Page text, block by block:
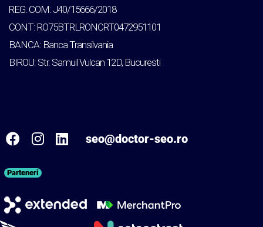
REG. COM: J40/15666/2018
CONT: RO75BTRLRONCRT0472951101
BANCA: Banca Transilvania
BIROU: Str. Samuil Vulcan 12D, Bucuresti
seo@doctor-seo.ro
Parteneri